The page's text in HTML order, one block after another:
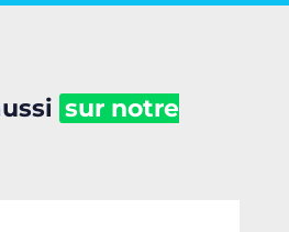
sur notre